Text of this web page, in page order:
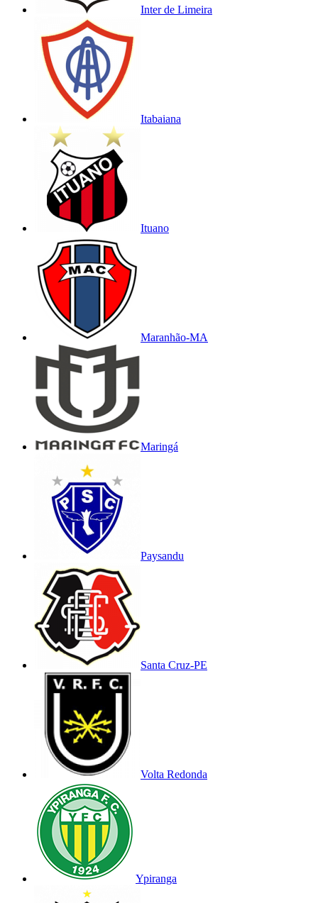
Inter de Limeira
Itabaiana
Ituano
Maranhão-MA
Maringá
Paysandu
Santa Cruz-PE
Volta Redonda
Ypiranga